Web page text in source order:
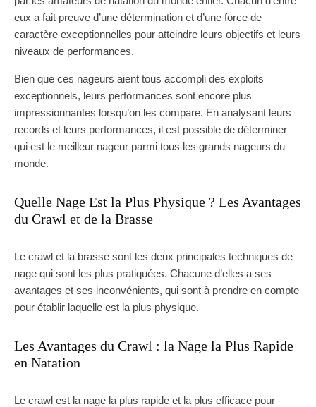
eux a fait preuve d’une détermination et d’une force de
caractère exceptionnelles pour atteindre leurs objectifs et leurs
niveaux de performances.
Bien que ces nageurs aient tous accompli des exploits
exceptionnels, leurs performances sont encore plus
impressionnantes lorsqu’on les compare. En analysant leurs
records et leurs performances, il est possible de déterminer
qui est le meilleur nageur parmi tous les grands nageurs du
monde.
Quelle Nage Est la Plus Physique ? Les Avantages
du Crawl et de la Brasse
Le crawl et la brasse sont les deux principales techniques de
nage qui sont les plus pratiquées. Chacune d’elles a ses
avantages et ses inconvénients, qui sont à prendre en compte
pour établir laquelle est la plus physique.
Les Avantages du Crawl : la Nage la Plus Rapide
en Natation
Le crawl est la nage la plus rapide et la plus efficace pour